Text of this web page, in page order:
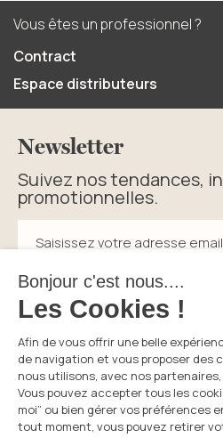
Vous êtes un professionnel ?
Contract
Espace distributeurs
Newsletter
Suivez nos tendances,
promotionnelles.
Saisissez votre adresse email
En cliquant sur s’inscrire vous
confidentialité.